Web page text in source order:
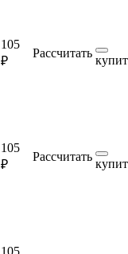
105
₽
Рассчитать
105
₽
Рассчитать
105